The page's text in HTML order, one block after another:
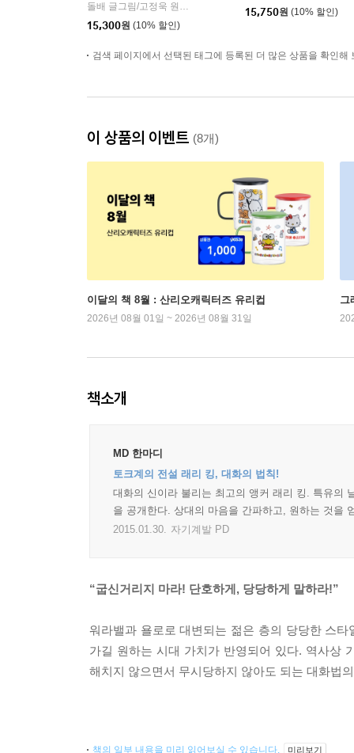
돌배 글그림/고정욱 원저
15,300원 (10% 할인)
15,750원 (10% 할인)
검색 페이지에서 선택된 태그에 등록된 더 많은 상품을 확인해
이 상품의 이벤트 (8개)
이달의 책 8월 : 산리오캐릭터즈 유리컵
2026년 08월 01일 ~ 2026년 08월 31일
그
책소개
MD 한마디
토크계의 전설 래리 킹, 대화의 법칙!
대화의 신이라 불리는 최고의 앵커 래리 킹. 특유의
을 공개한다. 상대의 마음을 간파하고, 원하는 것을
2015.01.30. 자기계발 PD
“굽신거리지 마라! 단호하게, 당당하게 말하라!”
워라밸과 욜로로 대변되는 젊은 층의 당당한 스
가길 원하는 시대 가치가 반영되어 있다. 역사상
해치지 않으면서 무시당하지 않아도 되는 대화법
책의 일부 내용을 미리 읽어보실 수 있습니다. 미리보기